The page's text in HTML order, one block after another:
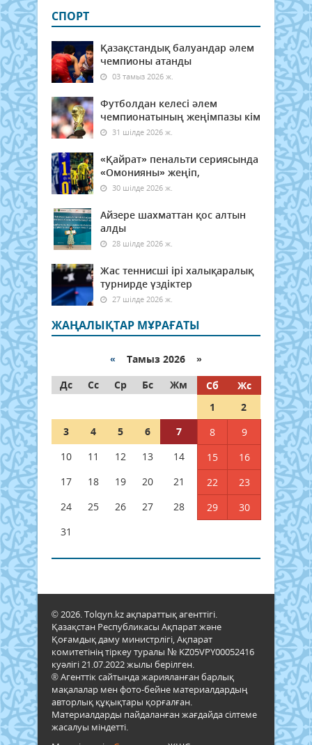
СПОРТ
Қазақстандық балуандар әлем
чемпионы атанды
03 тамыз 2026 ж.
Футболдан келесі әлем
чемпионатының жеңімпазы кім
31 шілде 2026 ж.
«Қайрат» пенальти сериясында
«Омонияны» жеңіп,
30 шілде 2026 ж.
Айзере шахматтан қос алтын
алды
28 шілде 2026 ж.
Жас теннисші ірі халықаралық
турнирде үздіктер
27 шілде 2026 ж.
ЖАҢАЛЫҚТАР МҰРАҒАТЫ
« Тамыз 2026 »
Дс
Сс Ср Бс Жм Сб
Жс
1
2
3
4 5 6 7 8
9
10
11 12 13 14 15
16
17
18 19 20 21 22
23
24
25 26 27 28 29
30
31
© 2026. Tolqyn.kz ақпараттық агенттігі.
Қазақстан Республикасы Ақпарат және
Қоғамдық даму министрлігі, Ақпарат
комитетінің тіркеу туралы № KZ05VPY00052416
куәлігі 21.07.2022 жылы берілген.
® Агенттік сайтында жарияланған барлық
мақалалар мен фото-бейне материалдардың
авторлық құқықтары қорғалған.
Материалдарды пайдаланған жағдайда сілтеме
жасалуы міндетті.